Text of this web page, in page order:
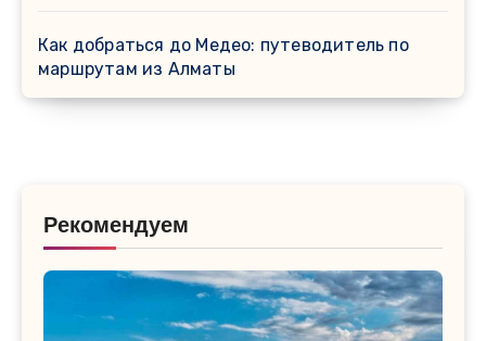
Как добраться до Медео: путеводитель по
маршрутам из Алматы
Рекомендуем